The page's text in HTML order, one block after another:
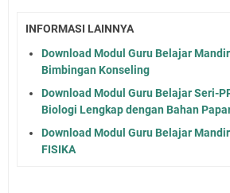
INFORMASI LAINNYA
Download Modul Guru Belajar
Bimbingan Konseling
Download Modul Guru Belajar Seri-
Biologi Lengkap dengan Bahan
Download Modul Guru Belajar
FISIKA